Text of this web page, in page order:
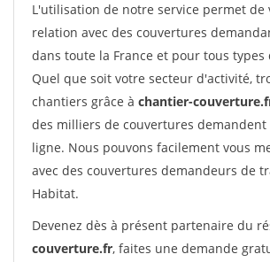
L'utilisation de notre service permet de
relation avec des couvertures
dans toute la France et pour tous types
Quel que soit votre secteur d'activité,
chantiers grâce à chantier-
des milliers de couvertures demandent
ligne. Nous pouvons facilement vous
avec des couvertures demandeurs de
Habitat.
Devenez dès à présent partenaire du
couverture.fr, faites une demande